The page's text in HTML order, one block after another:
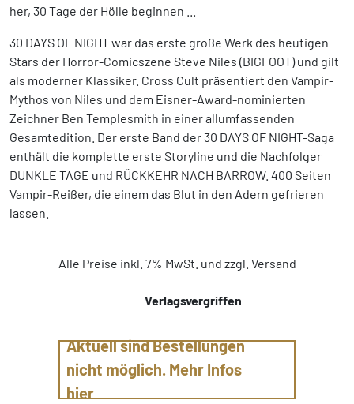
her, 30 Tage der Hölle beginnen ...
30 DAYS OF NIGHT war das erste große Werk des heutigen
Stars der Horror-Comicszene Steve Niles (BIGFOOT) und gilt
als moderner Klassiker. Cross Cult präsentiert den Vampir-
Mythos von Niles und dem Eisner-Award-nominierten
Zeichner Ben Templesmith in einer allumfassenden
Gesamtedition. Der erste Band der 30 DAYS OF NIGHT-Saga
enthält die komplette erste Storyline und die Nachfolger
DUNKLE TAGE und RÜCKKEHR NACH BARROW. 400 Seiten
Vampir-Reißer, die einem das Blut in den Adern gefrieren
lassen.
Alle Preise inkl. 7% MwSt. und zzgl. Versand
Verlagsvergriffen
Aktuell sind Bestellungen
nicht möglich. Mehr Infos
hier